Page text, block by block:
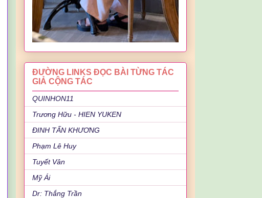
ĐƯỜNG LINKS ĐỌC BÀI TỪNG TÁC
GIẢ CỘNG TÁC
QUINHON11
Trương Hữu - HIEN YUKEN
ĐINH TẤN KHƯƠNG
Phạm Lê Huy
Tuyết Vân
Mỹ Ái
Dr: Thắng Trần